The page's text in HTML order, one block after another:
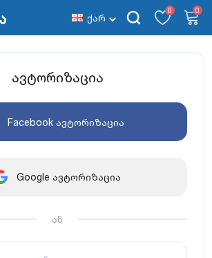
ქარ
0 0
ავტორიზაცია
Facebook ავტორიზაცია
Google ავტორიზაცია
ან